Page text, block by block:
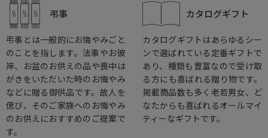
弔事
弔事とは一般的にお悔やみごと
のことを指します。法事やお彼
岸、お盆のお供えの品や喪中は
がきをいただいた時のお悔やみ
などに贈る御供品です。故人を
偲び、そのご家族へのお悔やみ
のお供えにおすすめのご提案で
す。
カタログギフト
カタログギフトはあらゆるシー
ンで選ばれている定番ギフトで
あり、種類も豊富なので受け取
る方にも喜ばれる贈り物です。
掲載商品数も多く老若男女、ど
なたからも喜ばれるオールマイ
ティーなギフトです。